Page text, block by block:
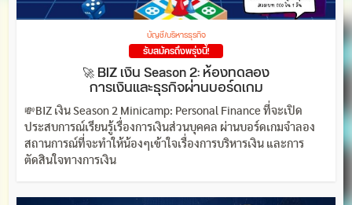
บัญชี/บริหารธุรกิจ
รับสมัครถึงพรุ่งนี้!
🚀 BIZ เงิน Season 2: ห้องทดลอง
การเงินและธุรกิจผ่านบอร์ดเกม
💸BIZ เงิน Season 2 Minicamp: Personal Finance ที่จะเปิด
ประสบการณ์เรียนรู้เรื่องการเงินส่วนบุคคล ผ่านบอร์ดเกมจำลอง
สถานการณ์ที่จะทำให้น้องๆเข้าใจเรื่องการบริหารเงิน และการ
ตัดสินใจทางการเงิน